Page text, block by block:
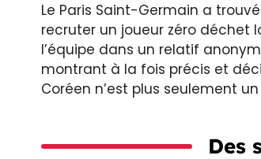
Le Paris Saint-Germain a
recruter un joueur zéro déchet
l’équipe dans un relatif
montrant à la fois précis et
Coréen n’est plus seulement
Des